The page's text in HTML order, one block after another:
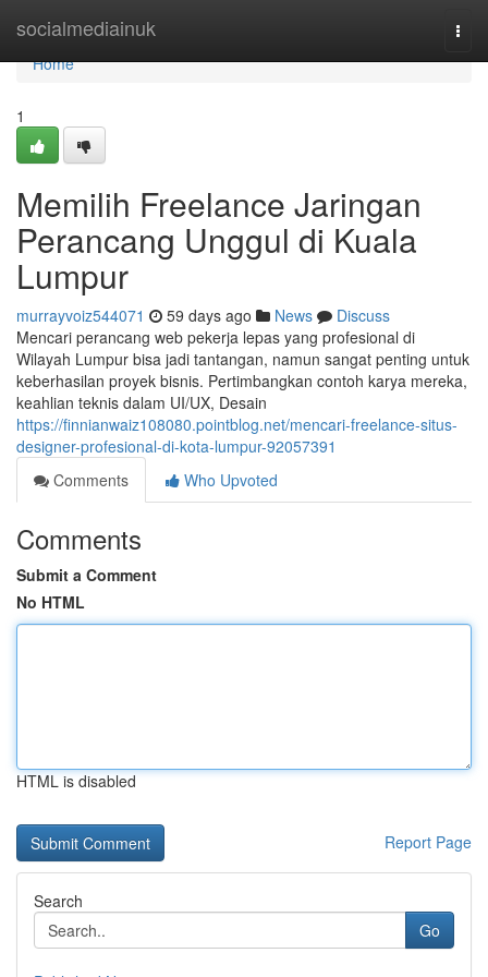
socialmediainuk
Home
Home
1
Memilih Freelance Jaringan
Perancang Unggul di Kuala
Lumpur
murrayvoiz544071 59 days ago News
Discuss
Mencari perancang web pekerja lepas yang profesional di
Wilayah Lumpur bisa jadi tantangan, namun sangat penting untuk
keberhasilan proyek bisnis. Pertimbangkan contoh karya mereka,
keahlian teknis dalam UI/UX, Desain
https://finnianwaiz108080.pointblog.net/mencari-freelance-situs-
designer-profesional-di-kota-lumpur-92057391
Comments
Who Upvoted
Comments
Submit a Comment
No HTML
HTML is disabled
Report Page
Search
Go